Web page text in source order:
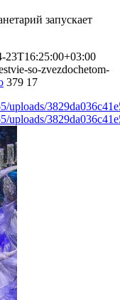
запускает
23T16:25:00+03:00
so-zvezdochetom-
379 17
uploads/
uploads/